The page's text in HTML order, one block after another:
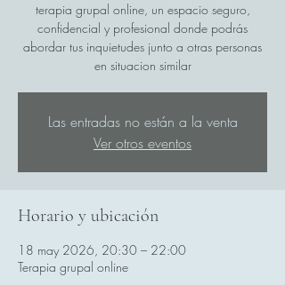
terapia grupal online, un espacio seguro,
confidencial y profesional donde podrás
abordar tus inquietudes junto a otras personas
en situacion similar
Las entradas no están a la venta
Ver otros eventos
Horario y ubicación
18 may 2026, 20:30 – 22:00
Terapia grupal online